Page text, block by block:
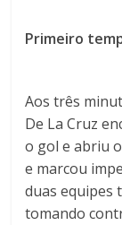
Primeiro
Aos três
De La Cruz
o gol e abriu
e marcou
duas equipes
tomando